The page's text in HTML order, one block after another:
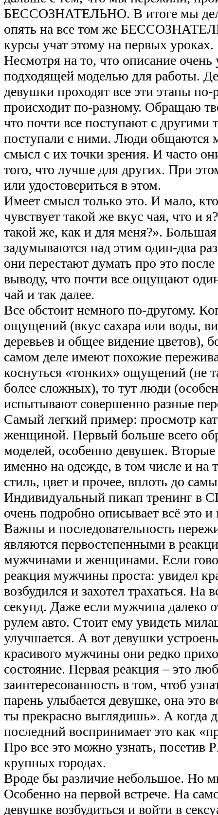
БЕССОЗНАТЕЛЬНО. В итоге мы
опять на все том же
курсы учат этому на первых уроках.
Несмотря на то, что описание
подходящей моделью для работы.
девушки проходят все эти этапы по-
происходит по-разному. Обращаю
что почти все поступают с другими
поступали с ними. Люди общаются
смысл с их точки зрения. И часто
того, что лучше для других. При
или удостовериться в этом.
Имеет смысл только это. И мало,
чувствует такой же вкус чая, что и
такой же, как и для меня?». Большая
задумываются над этим один-два
они перестают думать про это
выводу, что почти все ощущают
чай и так далее.
Все обстоит немного по-другому.
ощущений (вкус сахара или воды,
деревьев и общее видение цветов),
самом деле имеют похожие
коснуться «тонких» ощущений (не
более сложных), то тут люди
испытывают совершенно разные
Самый легкий пример: просмотр
женщиной. Первый больше всего
моделей, особенно девушек.
именно на одежде, в том числе и на
стиль, цвет и прочее, вплоть до
Индивидуальный пикап тренинг в
очень подробно описывает всё это и
Важны и последовательность
являются первостепенными в
мужчинами и женщинами. Если
реакция мужчины проста: увидел
возбудился и захотел трахаться. На
секунд. Даже если мужчина далеко
рулем авто. Стоит ему увидеть
улучшается. А вот девушки
красивого мужчины они редко
состояние. Первая реакция – это
заинтересованность в том, чтоб
парень улыбается девушке, она это
ты прекрасно выглядишь». А когда
последний воспринимает это как
Про все это можно узнать,
крупных городах.
Вроде бы различие небольшое. Но
Особенно на первой встрече. На
девушке возбудиться и войти в